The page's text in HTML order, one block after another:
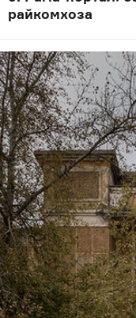
райкомхоза